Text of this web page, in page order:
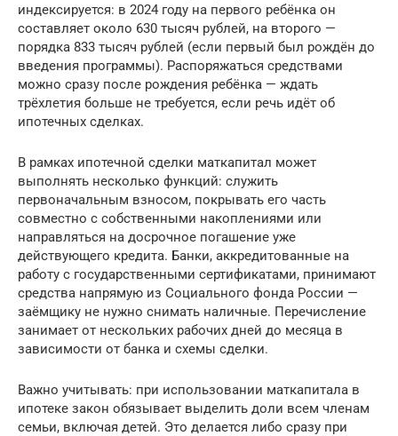
индексируется: в 2024 году на первого ребёнка он
составляет около 630 тысяч рублей, на второго —
порядка 833 тысяч рублей (если первый был рождён до
введения программы). Распоряжаться средствами
можно сразу после рождения ребёнка — ждать
трёхлетия больше не требуется, если речь идёт об
ипотечных сделках.
В рамках ипотечной сделки маткапитал может
выполнять несколько функций: служить
первоначальным взносом, покрывать его часть
совместно с собственными накоплениями или
направляться на досрочное погашение уже
действующего кредита. Банки, аккредитованные на
работу с государственными сертификатами, принимают
средства напрямую из Социального фонда России —
заёмщику не нужно снимать наличные. Перечисление
занимает от нескольких рабочих дней до месяца в
зависимости от банка и схемы сделки.
Важно учитывать: при использовании маткапитала в
ипотеке закон обязывает выделить доли всем членам
семьи, включая детей. Это делается либо сразу при